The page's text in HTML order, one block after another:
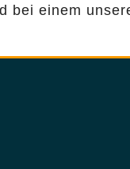
bei einem